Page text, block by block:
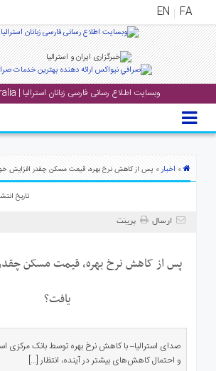
FA
EN
وبسایت اطلاع رسانی فارسی زبانان استرالیا | Voice Of Australia
منوی
اصلی
پادکست
» اخبار» پس از کاهش نرخ بهره، قیمت مسکن چقدر افزایش
تاریخ انتشار : 1404/
ارسال پرینت
پس از کاهش نرخ بهره، قیمت مسکن
یافت؟
و احتمال کاهش‌های بیشتر در آینده، انتظار […]